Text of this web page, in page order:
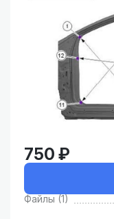
750 ₽
Файлы (1)